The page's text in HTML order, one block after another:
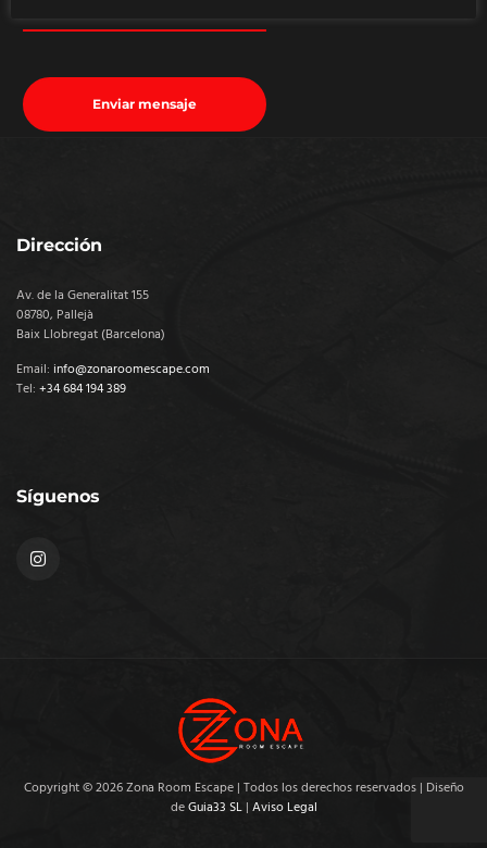
Dirección
Av. de la Generalitat 155
08780, Pallejà
Baix Llobregat (Barcelona)
Email: info@zonaroomescape.com
Tel: +34 684 194 389
Síguenos
Copyright © 2026 Zona Room Escape | Todos los derechos reservados | Diseño
deGuia33 SL| Aviso Legal